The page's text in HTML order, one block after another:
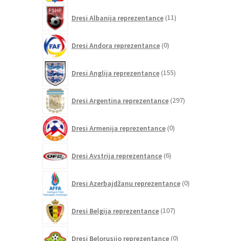
Dresi Albanija reprezentance 11izdelkov
Dresi Andora reprezentance 0izdelkov
Dresi Anglija reprezentance 155izdelkov
Dresi Argentina reprezentance 297izdelkov
Dresi Armenija reprezentance 0izdelkov
Dresi Avstrija reprezentance 6izdelkov
Dresi Azerbajdžanu reprezentance 0izdelkov
Dresi Belgija reprezentance 107izdelkov
Dresi Belorusijo reprezentance 0